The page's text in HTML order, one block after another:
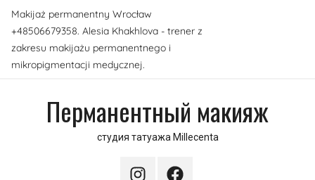
Перейти
содержимому
Makijaż permanentny Wrocław
+48506679358. Alesia Khakhlova - trener z
zakresu makijażu permanentnego i
mikropigmentacji medycznej.
Перманентный макияж
студия татуажа Millecenta
InstagramFacebook